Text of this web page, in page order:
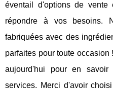
éventail d'options de
répondre à vos besoins.
fabriquées avec des
parfaites pour toute
aujourd'hui pour en
services. Merci d'avoir